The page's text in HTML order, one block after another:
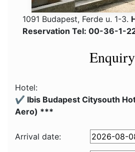
1091 Budapest, Ferde u. 1-3.
Reservation Tel: 00-36-1-
Enquiry
Hotel:
✔️ Ibis Budapest Citysouth
Aero) ***
Arrival date: